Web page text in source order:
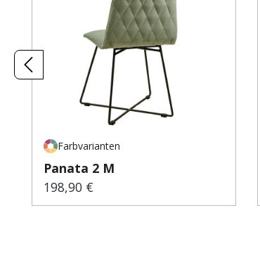
Farbvarianten
Panata 2 M
Regulärer Preis:
198,90 €